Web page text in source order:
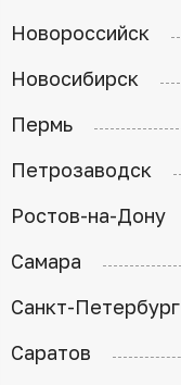
Новороссийск
Новосибирск
Пермь
Петрозаводск
Ростов-на-Дону
Самара
Санкт-Петербург
Саратов